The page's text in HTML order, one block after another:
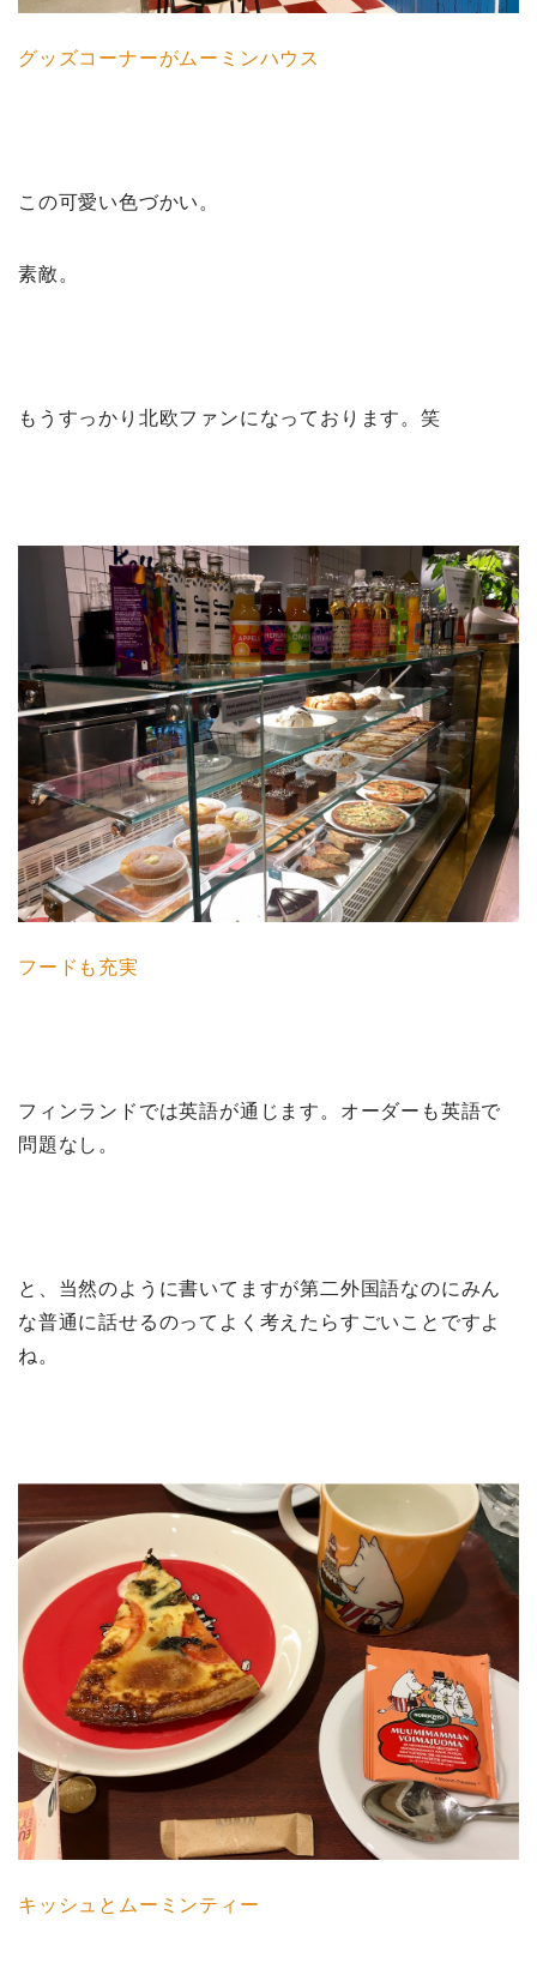
グッズコーナーがムーミンハウス
この可愛い色づかい。
素敵。
もうすっかり北欧ファンになっております。笑
フードも充実
フィンランドでは英語が通じます。オーダーも英語で
問題なし。
と、当然のように書いてますが第二外国語なのにみん
な普通に話せるのってよく考えたらすごいことですよ
ね。
キッシュとムーミンティー